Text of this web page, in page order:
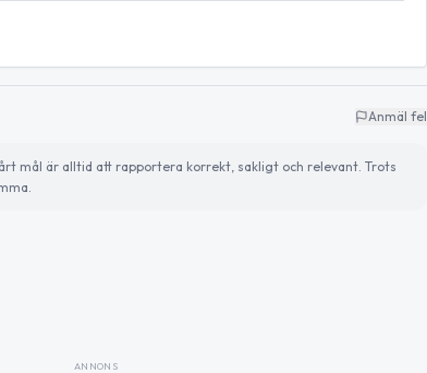
Anmäl fel
mål är alltid att rapportera korrekt, sakligt och relevant. Trots
ANNONS